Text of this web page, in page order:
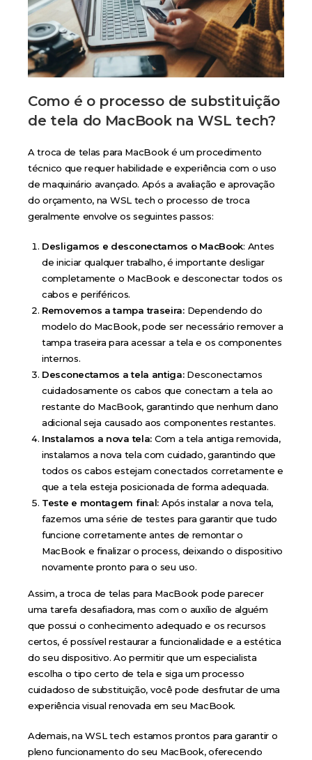
Como é o processo de substituição
de tela do MacBook na WSL tech?
A troca de telas para MacBook é um procedimento
técnico que requer habilidade e experiência com o uso
de maquinário avançado. Após a avaliação e aprovação
do orçamento, na WSL tech o processo de troca
geralmente envolve os seguintes passos:
Desligamos e desconectamos o MacBook: Antes
de iniciar qualquer trabalho, é importante desligar
completamente o MacBook e desconectar todos os
cabos e periféricos.
Removemos a tampa traseira:Dependendo do
modelo do MacBook, pode ser necessário remover a
tampa traseira para acessar a tela e os componentes
internos.
Desconectamos a tela antiga:Desconectamos
cuidadosamente os cabos que conectam a tela ao
restante do MacBook, garantindo que nenhum dano
adicional seja causado aos componentes restantes.
Instalamos a nova tela: Com a tela antiga removida,
instalamos a nova tela com cuidado, garantindo que
todos os cabos estejam conectados corretamente e
que a tela esteja posicionada de forma adequada.
Teste e montagem final: Após instalar a nova tela,
fazemos uma série de testes para garantir que tudo
funcione corretamente antes de remontar o
MacBook e finalizar o process, deixando o dispositivo
novamente pronto para o seu uso.
Assim, a troca de telas para MacBook pode parecer
uma tarefa desafiadora, mas com o auxílio de alguém
que possui o conhecimento adequado e os recursos
certos, é possível restaurar a funcionalidade e a estética
do seu dispositivo. Ao permitir que um especialista
escolha o tipo certo de tela e siga um processo
cuidadoso de substituição, você pode desfrutar de uma
experiência visual renovada em seu MacBook.
Ademais, na WSL tech estamos prontos para garantir o
pleno funcionamento do seu MacBook, oferecendo